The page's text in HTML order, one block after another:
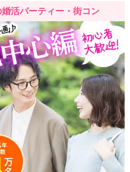
活パーティー・街コン